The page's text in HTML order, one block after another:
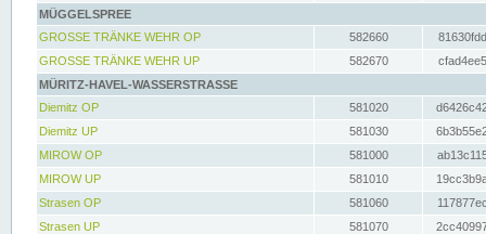
MÜGGELSPREE
GROSSE TRÄNKE WEHR OP
582660
GROSSE TRÄNKE WEHR UP
582670
MÜRITZ-HAVEL-WASSERSTRASSE
Diemitz OP
581020
Diemitz UP
581030
MIROW OP
581000
MIROW UP
581010
Strasen OP
581060
Strasen UP
581070